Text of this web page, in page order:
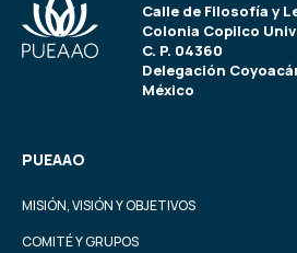
Calle de Filosofía y
Colonia Copilco
C. P. 04360
Delegación
México
PUEAAO
MISIÓN, VISIÓN Y OBJETIVOS
COMITÉ Y GRUPOS